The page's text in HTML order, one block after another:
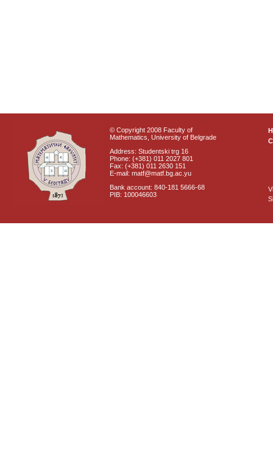
© Copyright 2008 Faculty of
Mathematics, University of Belgrade
Address: Studentski trg 16
Phone: (+381) 011 2027 801
Fax: (+381) 011 2630 151
E-mail: matf@matf.bg.ac.yu
Bank account: 840-181 5666-68
PIB: 100046603